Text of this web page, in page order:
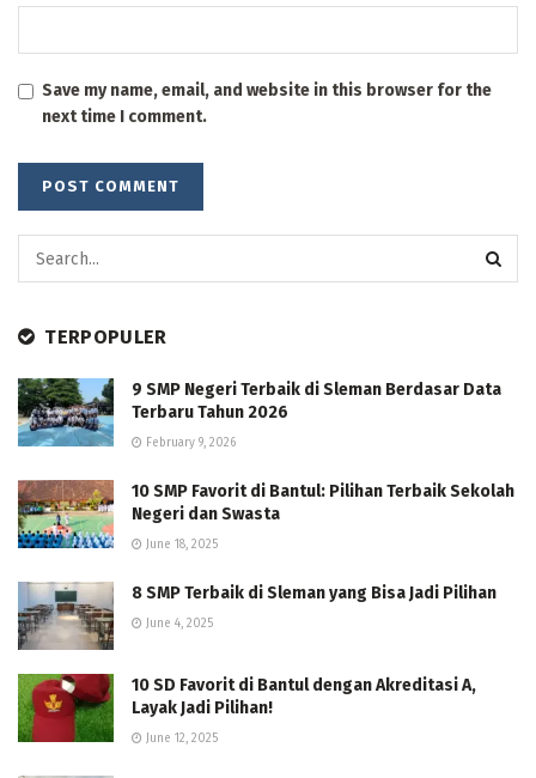
Save my name, email, and website in this browser for the
next time I comment.
TERPOPULER
9 SMP Negeri Terbaik di Sleman Berdasar Data
Terbaru Tahun 2026
February 9, 2026
10 SMP Favorit di Bantul: Pilihan Terbaik Sekolah
Negeri dan Swasta
June 18, 2025
8 SMP Terbaik di Sleman yang Bisa Jadi Pilihan
June 4, 2025
10 SD Favorit di Bantul dengan Akreditasi A,
Layak Jadi Pilihan!
June 12, 2025